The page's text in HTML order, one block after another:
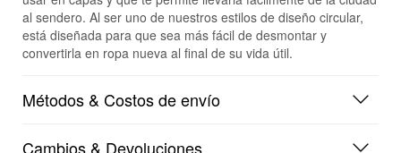
al sendero. Al ser uno de nuestros estilos de diseño circular,
está diseñada para que sea más fácil de desmontar y
convertirla en ropa nueva al final de su vida útil.
Métodos & Costos de envío
Cambios & Devoluciones